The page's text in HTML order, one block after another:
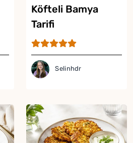
Köfteli Bamya
Tarifi
Selinhdr